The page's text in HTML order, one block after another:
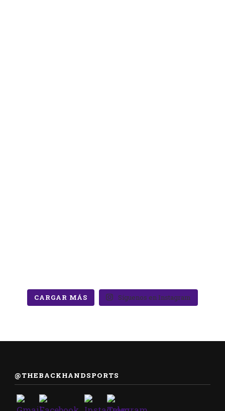
CARGAR MÁS Síguenos en Instagram
@THEBACKHANDSPORTS